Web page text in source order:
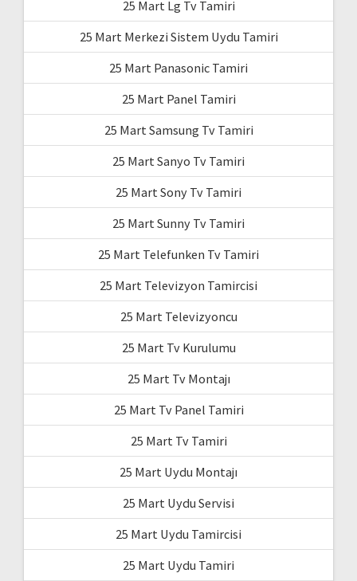
25 Mart Lg Tv Tamiri
25 Mart Merkezi Sistem Uydu Tamiri
25 Mart Panasonic Tamiri
25 Mart Panel Tamiri
25 Mart Samsung Tv Tamiri
25 Mart Sanyo Tv Tamiri
25 Mart Sony Tv Tamiri
25 Mart Sunny Tv Tamiri
25 Mart Telefunken Tv Tamiri
25 Mart Televizyon Tamircisi
25 Mart Televizyoncu
25 Mart Tv Kurulumu
25 Mart Tv Montajı
25 Mart Tv Panel Tamiri
25 Mart Tv Tamiri
25 Mart Uydu Montajı
25 Mart Uydu Servisi
25 Mart Uydu Tamircisi
25 Mart Uydu Tamiri